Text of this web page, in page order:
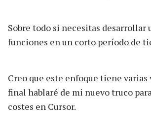
Sobre todo si necesitas desarrollar
funciones en un corto período de
Creo que este enfoque tiene varias
final hablaré de mi nuevo truco
costes en Cursor.